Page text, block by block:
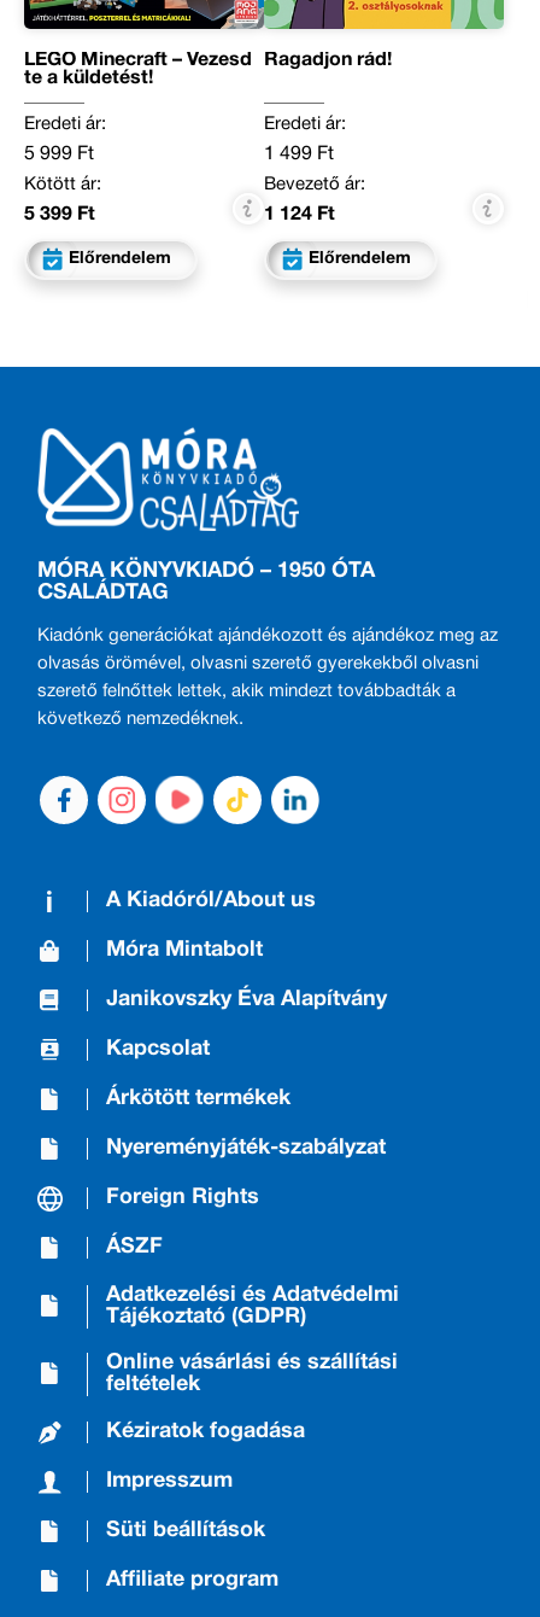
LEGO Minecraft – Vezesd
te a küldetést!
Eredeti ár:
5 999 Ft
Kötött ár:
5 399 Ft
Előrendelem
Ragadjon rád!
Eredeti ár:
1 499 Ft
Bevezető ár:
1 124 Ft
Előrendelem
MÓRA KÖNYVKIADÓ – 1950 ÓTA
CSALÁDTAG
Kiadónk generációkat ajándékozott és ajándékoz meg az
olvasás örömével, olvasni szerető gyerekekből olvasni
szerető felnőttek lettek, akik mindezt továbbadták a
következő nemzedéknek.
A Kiadóról/About us
Móra Mintabolt
Janikovszky Éva Alapítvány
Kapcsolat
Árkötött termékek
Nyereményjáték-szabályzat
Foreign Rights
ÁSZF
Adatkezelési és Adatvédelmi
Tájékoztató (GDPR)
Online vásárlási és szállítási
feltételek
Kéziratok fogadása
Impresszum
Süti beállítások
Affiliate program